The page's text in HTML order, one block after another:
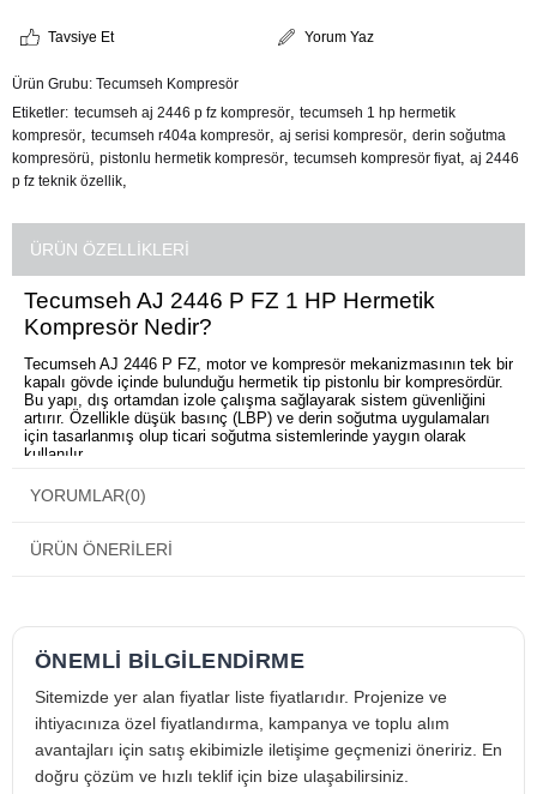
Tavsiye Et Yorum Yaz
Ürün Grubu: Tecumseh Kompresör
Etiketler tecumseh aj 2446 p fz kompresör tecumseh 1 hp hermetik
kompresör tecumseh r404a kompresör aj serisi kompresör derin soğutma
kompresörü
pistonlu hermetik kompresör tecumseh kompresör fiyat, aj 2446
p fz teknik özellik
ÜRÜN ÖZELLIKLERI
Tecumseh AJ 2446 P FZ 1 HP Hermetik
Kompresör Nedir?
Tecumseh AJ 2446 P FZ, motor ve kompresör mekanizmasının tek bir
kapalı gövde içinde bulunduğu hermetik tip pistonlu bir kompresördür.
Bu yapı, dış ortamdan izole çalışma sağlayarak sistem güvenliğini
artırır. Özellikle düşük basınç (LBP) ve derin soğutma uygulamaları
için tasarlanmış olup ticari soğutma sistemlerinde yaygın olarak
kullanılır.
Tecumseh AJ 2446 P FZ 1 HP Hermetik
Kompakt ve Verimli Hermetik Yapı
Öne çıkan avantajları:
Hermetik kapalı yapı ile dış etkenlere karşı yüksek dayanım
Düşük titreşim ve sessiz çalışma performansı
Tecumseh AJ 2446 P FZ 1 HP Hermetik
Kompresör Kompresör Kullanım Alanları
Derin soğutma gerektiren ticari ve yarı endüstriyel sistemlerde güvenle
YORUMLAR(0)
ÜRÜN ÖNERILERI
ÖNEMLİ BİLGİLENDİRME
Sitemizde yer alan fiyatlar liste fiyatlarıdır. Projenize ve
ihtiyacınıza özel fiyatlandırma, kampanya ve toplu alım
avantajları için satış ekibimizle iletişime geçmenizi öneririz. En
doğru çözüm ve hızlı teklif için bize ulaşabilirsiniz.